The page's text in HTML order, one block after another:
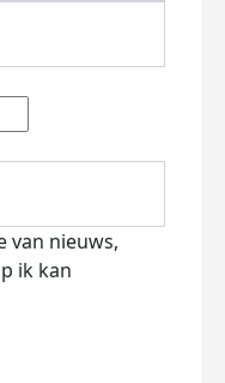
van nieuws,
ik kan